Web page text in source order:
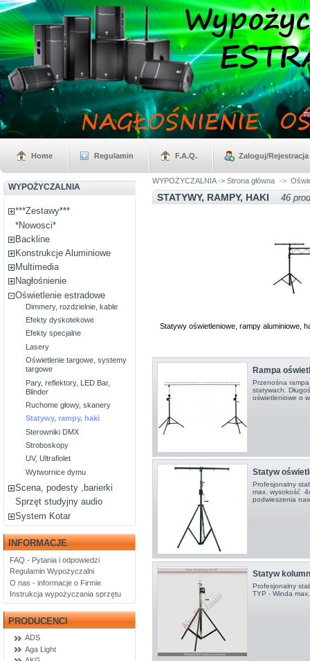
Home Regulamin F.A.Q. Zaloguj/Rejestracja
WYPOŻYCZALNIA
***Zestawy***
*Nowosci*
Backline
Konstrukcje Aluminiowe
Multimedia
Nagłośnienie
Oświetlenie estradowe
Dimmery, rozdzielnie, kable
Efekty dyskotekowe
Efekty specjalne
Lasery
Oświetlenie targowe, systemy
targowe
Pary, reflektory, LED Bar,
Blinder
Ruchome głowy, skanery
Statywy, rampy, haki
Sterowniki DMX
Stroboskopy
UV, Ultrafiolet
Wytwornice dymu
Scena, podesty ,barierki
Sprzęt studyjny audio
System Kotar
INFORMACJE
FAQ - Pytania i odpowiedzi
Regulamin Wypożyczalni
O nas - informacje o Firmie
Instrukcja wypożyczania sprzętu
PRODUCENCI
ADS
Aga Light
WYPOŻYCZALNIA -> Strona główna ->
STATYWY, RAMPY, HAKI 46
Statywy oświetleniowe, rampy aluminiowe,
Rampa
Przenośna
statywach.
oświetleniowe o
Statyw
Profesjonalny
max. wysokość
podwieszenia
Statyw
Profesjonalny
TYP - Winda